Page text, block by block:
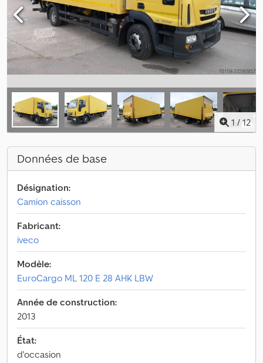
1 / 12
Données de base
Désignation:
Camion caisson
Fabricant:
iveco
Modèle:
EuroCargo ML 120 E 28 AHK LBW
Année de construction:
2013
État:
d'occasion